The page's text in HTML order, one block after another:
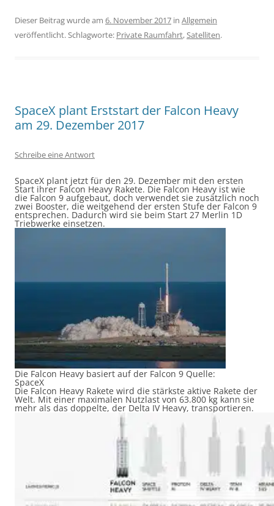
Dieser Beitrag wurde am 6. November 2017 in Allgemein
veröffentlicht. Schlagworte: Private Raumfahrt,Satelliten.
SpaceX plant Erststart der Falcon Heavy
am 29. Dezember 2017
Schreibe eine Antwort
SpaceX plant jetzt für den 29. Dezember mit den ersten
Start ihrer Falcon Heavy Rakete. Die Falcon Heavy ist wie
die Falcon 9 aufgebaut, doch verwendet sie zusätzlich noch
zwei Booster, die weitgehend der ersten Stufe der Falcon 9
entsprechen. Dadurch wird sie beim Start 27 Merlin 1D
Triebwerke einsetzen.
Die Falcon Heavy basiert auf der Falcon 9 Quelle:
SpaceX
Die Falcon Heavy Rakete wird die stärkste aktive Rakete der
Welt. Mit einer maximalen Nutzlast von 63.800 kg kann sie
mehr als das doppelte, der Delta IV Heavy, transportieren.